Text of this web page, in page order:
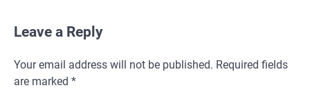
Leave a Reply
Your email address will not be published. Required fields
are marked *